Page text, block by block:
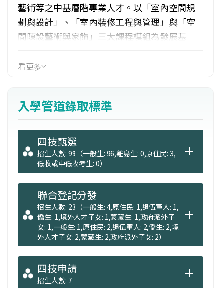
藝術等之中基層階專業人才。以「室內空間規
劃與設計」、「室內裝修工程與管理」與「空
間陳設藝術與家飾」三大課程模組為發展基
與「建築物室內裝修工程管理」兩大核心證
輔助繪圖師等。
看更多
入學管道錄取標準
四技甄選
招生人數: 99（一般生: 96,離島生: 0,原住民: 3,
低收或中低收考生: 0）
聯合登記分發
招生人數: 23（一般生: 4,原住民: 1,退伍軍人: 1,
僑生: 1,境外人才子女: 1,蒙藏生: 1,政府派外子
女: 1,一般生: 1,原住民: 2,退伍軍人: 2,僑生: 2,境
外人才子女: 2,蒙藏生: 2,政府派外子女: 2）
四技申請
招生人數: 7